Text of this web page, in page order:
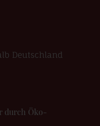
Deutschland
durch Öko-